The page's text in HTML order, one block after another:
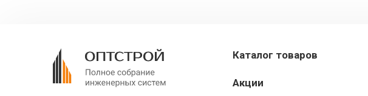
Каталог товаров
Акции